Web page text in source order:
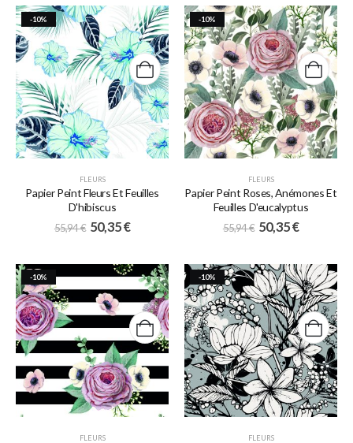
-10%
FLEURS
Papier Peint Fleurs Et Feuilles
D'hibiscus
55,94€ 50,35€
-10%
FLEURS
Papier Peint Roses, Anémones Et
Feuilles D'eucalyptus
55,94€ 50,35€
-10%
FLEURS
-10%
FLEURS